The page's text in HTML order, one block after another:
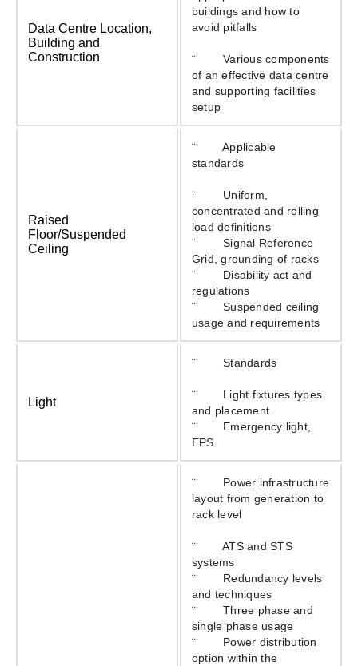
Data Centre Location,
Building and
Construction
buildings and how to
avoid pitfalls
¨ Various components
of an e­ffective data centre
and supporting facilities
setup
Raised
Floor/Suspended
Ceiling
¨ Applicable
standards
¨ Uniform,
concentrated and rolling
load definitions
¨ Signal Reference
Grid, grounding of racks
¨ Disability act and
regulations
¨ Suspended ceiling
usage and requirements
Light
¨ Standards
¨ Light fixtures types
and placement
¨ Emergency light,
EPS
¨ Power infrastructure
layout from generation to
rack level
¨ ATS and STS
systems
¨ Redundancy levels
and techniques
¨ Three phase and
single phase usage
¨ Power distribution
option within the